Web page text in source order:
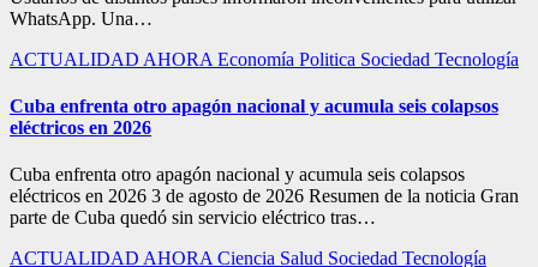
WhatsApp. Una…
ACTUALIDAD AHORA Economía Politica Sociedad Tecnología
Cuba enfrenta otro apagón nacional y acumula seis colapsos
eléctricos en 2026
Cuba enfrenta otro apagón nacional y acumula seis colapsos
eléctricos en 2026 3 de agosto de 2026 Resumen de la noticia Gran
parte de Cuba quedó sin servicio eléctrico tras…
ACTUALIDAD AHORA Ciencia Salud Sociedad Tecnología